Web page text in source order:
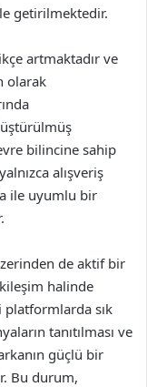
getirilmektedir.
artmaktadır ve
olarak
bilincine sahip
alışveriş
ile uyumlu bir
de aktif bir
halinde
platformlarda sık
tanıtılması ve
güçlü bir
Bu durum,